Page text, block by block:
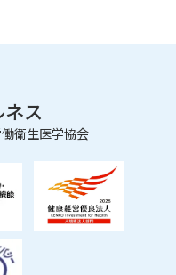
ス
衛生医学協会